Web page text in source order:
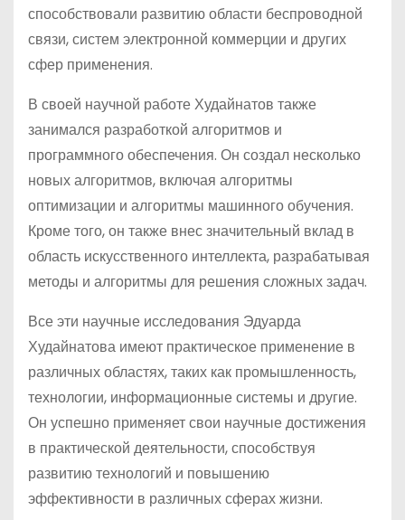
способствовали развитию области беспроводной
связи, систем электронной коммерции и других
сфер применения.
В своей научной работе Худайнатов также
занимался разработкой алгоритмов и
программного обеспечения. Он создал несколько
новых алгоритмов, включая алгоритмы
оптимизации и алгоритмы машинного обучения.
Кроме того, он также внес значительный вклад в
область искусственного интеллекта, разрабатывая
методы и алгоритмы для решения сложных задач.
Все эти научные исследования Эдуарда
Худайнатова имеют практическое применение в
различных областях, таких как промышленность,
технологии, информационные системы и другие.
Он успешно применяет свои научные достижения
в практической деятельности, способствуя
развитию технологий и повышению
эффективности в различных сферах жизни.